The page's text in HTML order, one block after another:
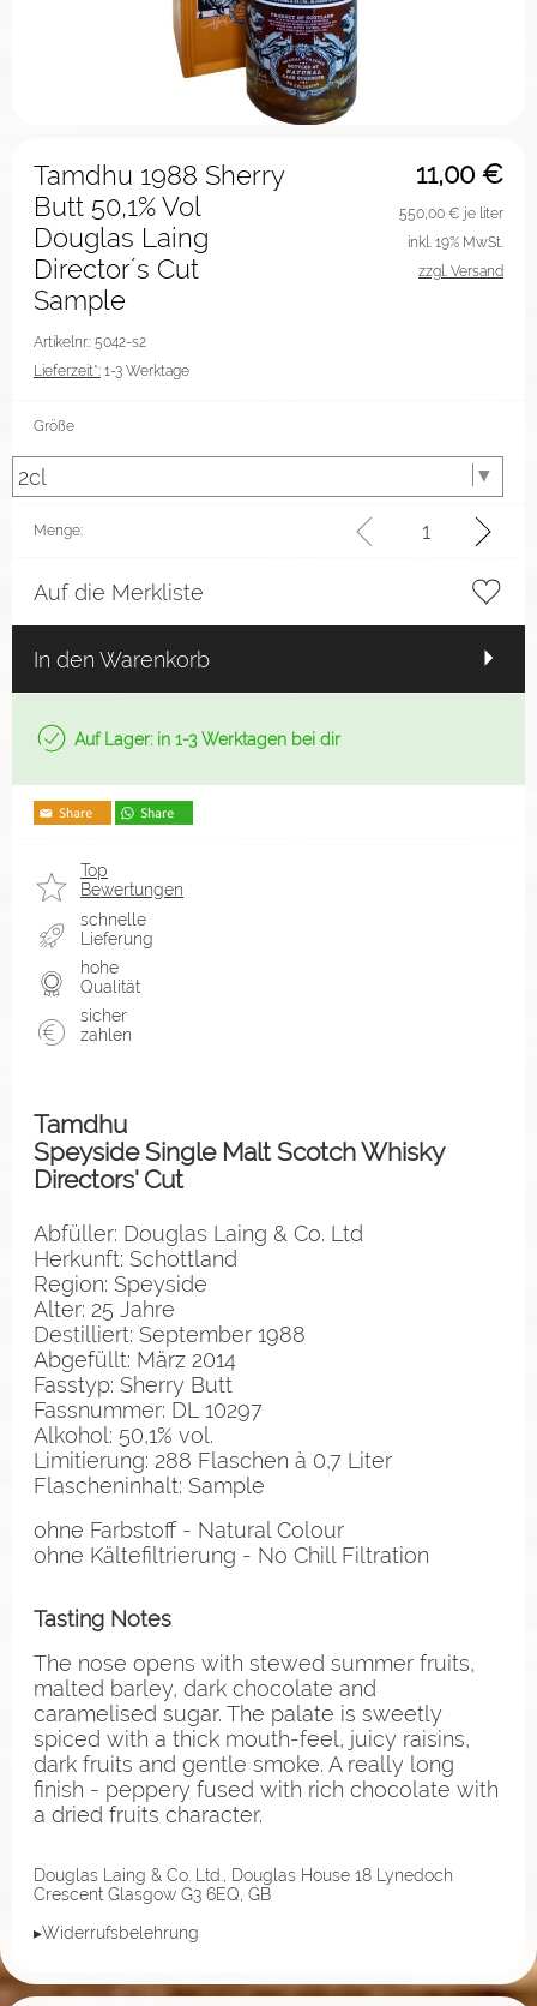
11,00 €
Tamdhu 1988 Sherry
Butt 50,1% Vol
Douglas Laing
Director´s Cut
Sample
Artikelnr.: 5042-s2
Lieferzeit*: 1-3 Werktage
550,00 € je liter
inkl. 19% MwSt.
zzgl. Versand
Größe
Menge:
Auf die Merkliste
In den Warenkorb
Auf Lager: in 1-3 Werktagen bei dir
Top
Bewertungen
schnelle
Lieferung
hohe
Qualität
sicher
zahlen
Tamdhu
Speyside Single Malt Scotch Whisky
Directors' Cut
Abfüller: Douglas Laing & Co. Ltd
Herkunft: Schottland
Region: Speyside
Alter: 25 Jahre
Destilliert: September 1988
Abgefüllt: März 2014
Fasstyp: Sherry Butt
Fassnummer: DL 10297
Alkohol: 50,1% vol.
Limitierung: 288 Flaschen à 0,7 Liter
Flascheninhalt: Sample
ohne Farbstoff - Natural Colour
ohne Kältefiltrierung - No Chill Filtration
Tasting Notes
The nose opens with stewed summer fruits,
malted barley, dark chocolate and
caramelised sugar. The palate is sweetly
spiced with a thick mouth-feel, juicy raisins,
dark fruits and gentle smoke. A really long
finish - peppery fused with rich chocolate with
a dried fruits character.
Douglas Laing & Co. Ltd., Douglas House 18 Lynedoch
Crescent Glasgow G3 6EQ, GB
▸Widerrufsbelehrung